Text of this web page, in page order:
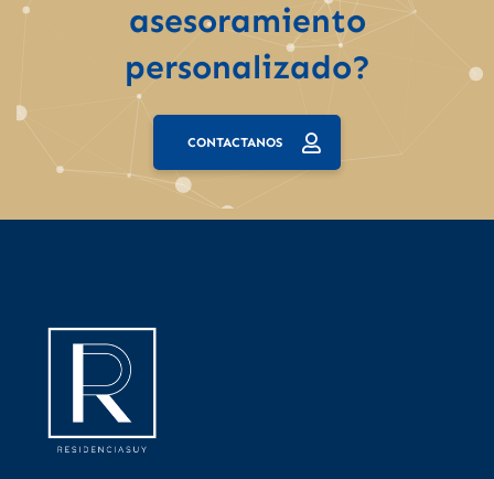
asesoramiento
personalizado?
CONTACTANOS